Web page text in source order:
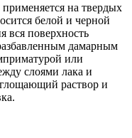
на твердых
белой и черной
вся поверхность
дамарным
или
слоями лака и
раствор и